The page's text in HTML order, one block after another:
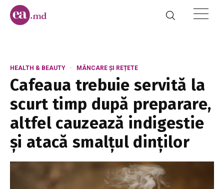
HEALTH & BEAUTY MÂNCARE ȘI REȚETE
Cafeaua trebuie servită la
scurt timp după preparare,
altfel cauzează indigestie
și atacă smalțul dinților